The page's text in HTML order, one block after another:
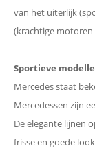
van het uiterlijk
(krachtige
Sportieve
Mercedes staat
Mercedessen zijn
De elegante lijnen
frisse en goede